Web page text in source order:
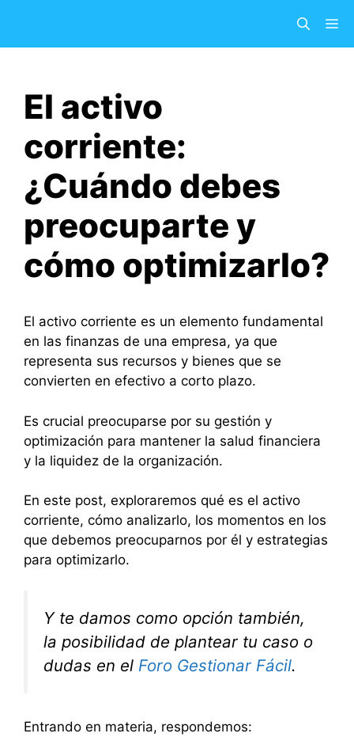
contenido
El activo
corriente:
¿Cuándo debes
preocuparte y
cómo optimizarlo?
El activo corriente es un elemento fundamental
en las finanzas de una empresa, ya que
representa sus recursos y bienes que se
convierten en efectivo a corto plazo.
Es crucial preocuparse por su gestión y
optimización para mantener la salud financiera
y la liquidez de la organización.
En este post, exploraremos qué es el activo
corriente, cómo analizarlo, los momentos en los
que debemos preocuparnos por él y estrategias
para optimizarlo.
Y te damos como opción también,
la posibilidad de plantear tu caso o
dudas en el Foro Gestionar Fácil.
Entrando en materia, respondemos: